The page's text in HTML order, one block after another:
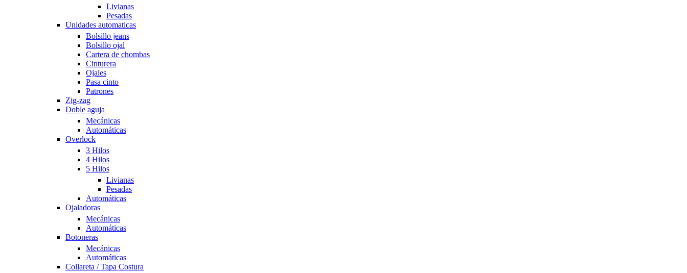
Livianas
Pesadas
Unidades automaticas
Bolsillo jeans
Bolsillo ojal
Cartera de chombas
Cinturera
Ojales
Pasa cinto
Patrones
Zig-zag
Doble aguja
Mecánicas
Automáticas
Overlock
3 Hilos
4 Hilos
5 Hilos
Livianas
Pesadas
Automáticas
Ojaladoras
Mecánicas
Automáticas
Botoneras
Mecánicas
Automáticas
Collareta / Tapa Costura